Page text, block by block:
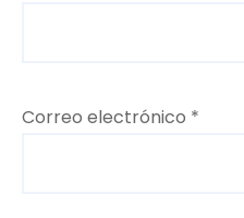
Correo electrónico *